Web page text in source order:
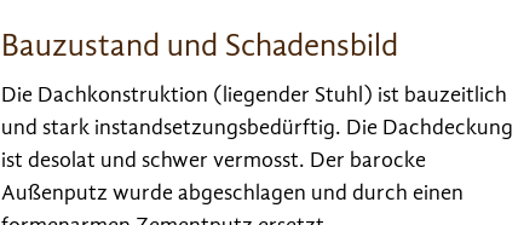
Bauzustand und Schadensbild
Die Dachkonstruktion (liegender Stuhl) ist bauzeitlich
und stark instandsetzungsbedürftig. Die Dachdeckung
ist desolat und schwer vermosst. Der barocke
Außenputz wurde abgeschlagen und durch einen